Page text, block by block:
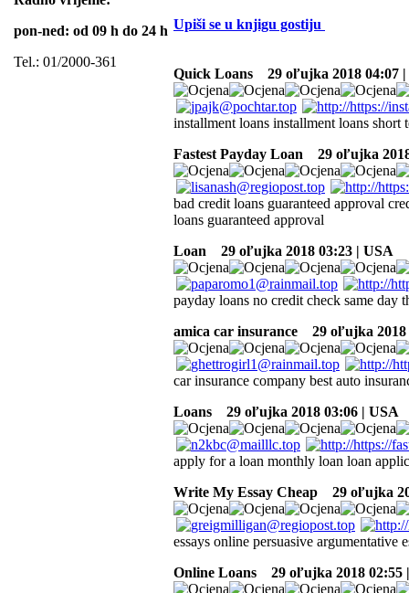
pon-ned: od 09 h do 24 h
Tel.: 01/2000-361
Upiši se u knjigu gostiju
Quick Loans 29 oľujka 2018 04:07
installment loans installment loans short
Fastest Payday Loan
29 oľujka
bad credit loans guaranteed approval
loans guaranteed approval
Loan
29 oľujka 2018 03:23 | USA
payday loans no credit check same day
amica car insurance
29 oľujka 2018
car insurance company best auto
Loans
29 oľujka 2018 03:06 | USA
apply for a loan monthly loan loan
Write My Essay Cheap
29 oľujka
essays online persuasive argumentative
Online Loans
29 oľujka 2018 02:55